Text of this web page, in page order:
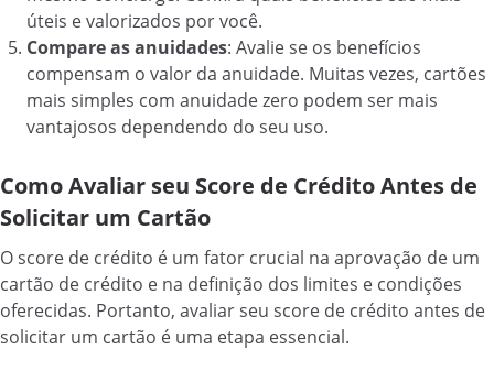
úteis e valorizados por você.
Compare as anuidades: Avalie se os benefícios
compensam o valor da anuidade. Muitas vezes, cartões
mais simples com anuidade zero podem ser mais
vantajosos dependendo do seu uso.
Como Avaliar seu Score de Crédito Antes de
Solicitar um Cartão
O score de crédito é um fator crucial na aprovação de um
cartão de crédito e na definição dos limites e condições
oferecidas. Portanto, avaliar seu score de crédito antes de
solicitar um cartão é uma etapa essencial.